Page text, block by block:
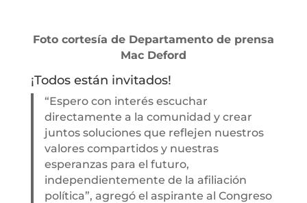
Foto cortesía de Departamento de prensa
Mac Deford
¡Todos están invitados!
“Espero con interés escuchar
directamente a la comunidad y crear
juntos soluciones que reflejen nuestros
valores compartidos y nuestras
esperanzas para el futuro,
independientemente de la afiliación
política”, agregó el aspirante al Congreso